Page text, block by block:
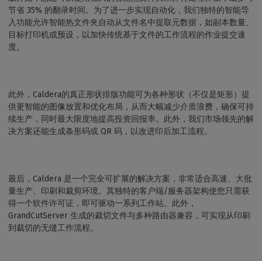
节省 35% 的翻录时间。为了进一步实现自动化，我们独特的智能导
入功能允许智能热文件夹自动从文件名中提取元数据，如副本数量、
目标打印机或预设，以加快传统基于文件的工作流程的作业提交速
度。
此外，Caldera的真正形状排版功能可为各种形状（不仅是矩形）提
供更智能的图像放置和优化布局，从而大幅减少介质浪费，确保可持
续生产，同时最大限度地提高投资回报率。此外，我们市场领先的解
决方案还能生成条形码或 QR 码，以改进印后加工流程。
最后，Caldera 是一个完全可扩展的解决方案，非常适合高速、大批
量生产、印刷和裁剪环境。其独特的客户端/服务器架构使您只需获
得一个软件许可证，即可驱动一系列工作站。此外，
GrandCutServer 生成的裁切文件与多种路由器兼容，可实现从印刷
到裁切的无缝工作流程。